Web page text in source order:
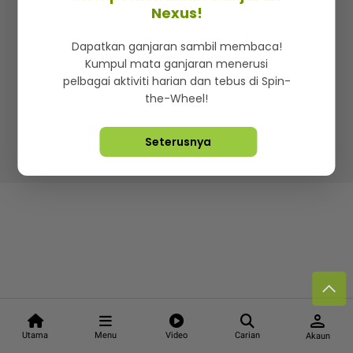
Utama Menu Video Carian
person
Akaun
Iklan di SMG360
Terma & Syarat Dasar Privasi
Lebih hot, viral dan sensasi
Hakcipta Terpelihara ©2026. Star Media Group Berhad
Nexus!
Dapatkan ganjaran sambil membaca!
Kumpul mata ganjaran menerusi
pelbagai aktiviti harian dan tebus di Spin-
the-Wheel!
Seterusnya